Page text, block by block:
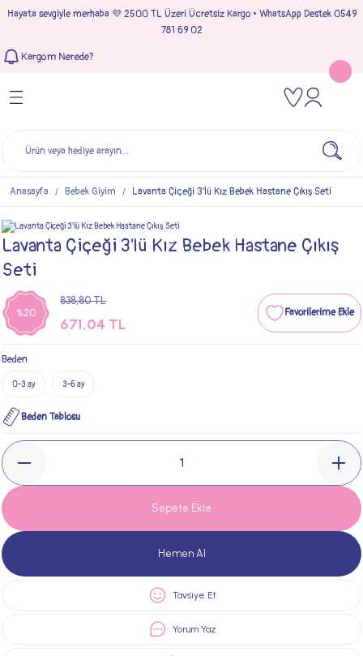
Hayata sevgiyle merhaba 💜 2500 TL Üzeri Ücretsiz Kargo • WhatsApp Destek 0549
781 69 02
Kargom Nerede?
Geri Dön
Geri Dön
Geri Dön
Geri Dön
Anasayfa Bebek Giyim Lavanta Çiçeği 3'lü Kız Bebek Hastane Çıkış Seti
Lavanta Çiçeği 3'lü Kız Bebek Hastane Çıkış
Seti
%20
838,80 TL
671,04 TL
Beden
0-3 ay 3-6 ay
Beden Tablosu
Sepete Ekle
Hemen Al
Tavsiye Et
Yorum Yaz